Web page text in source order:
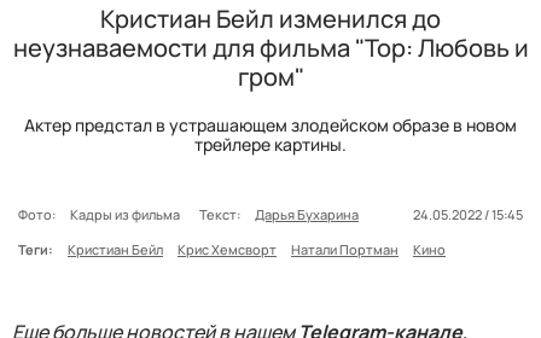
Кристиан Бейл изменился до
неузнаваемости для фильма "Тор: Любовь и
гром"
Актер предстал в устрашающем злодейском образе в новом
трейлере картины.
Фото: Кадры из фильма Текст: Дарья Бухарина
24.05.2022 / 15:45
Теги:
Кристиан Бейл Крис Хемсворт Натали Портман Кино
Еще больше новостей в нашемTelegram-канале,